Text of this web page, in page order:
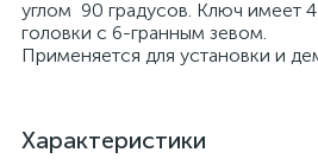
углом 90 градусов. Ключ имеет
головки с 6-гранным зевом.
Применяется для установки и
Характеристики